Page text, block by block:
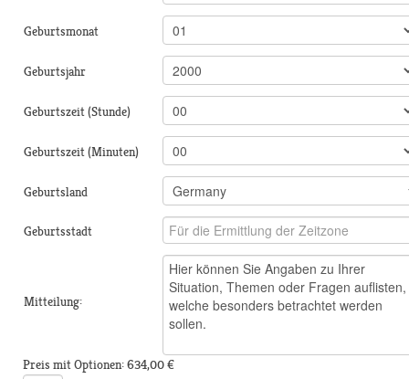
Geburtsmonat
Geburtsjahr
Geburtszeit (Stunde)
Geburtszeit (Minuten)
Geburtsland
Geburtsstadt
Mitteilung:
Preis mit Optionen:634,00 €